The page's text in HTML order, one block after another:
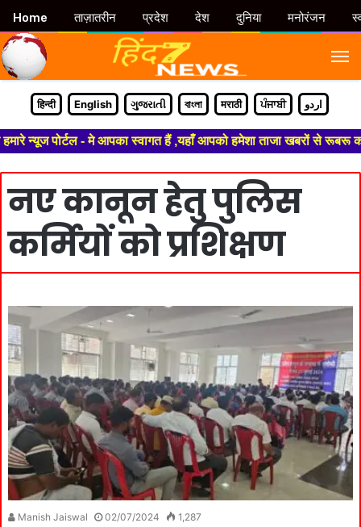
हिन्दी English ગુજરાતી বাংলা मराठी ਪੰਜਾਬੀ اردو
न्यूज पोर्टल - मे आपका स्वागत हैं ,यहाँ आपको हमेशा ताजा खबरों से रूबरू
नए कानून हेतु पुलिस
कर्मियों को प्रशिक्षण
Manish Jaiswal 02/07/2024 1,287
Home ताज़ातरीन प्रदेश देश दुनिया मनोरंजन